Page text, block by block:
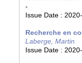
-
Issue Date :
Recherche en
Laberge, Martin
Issue Date :